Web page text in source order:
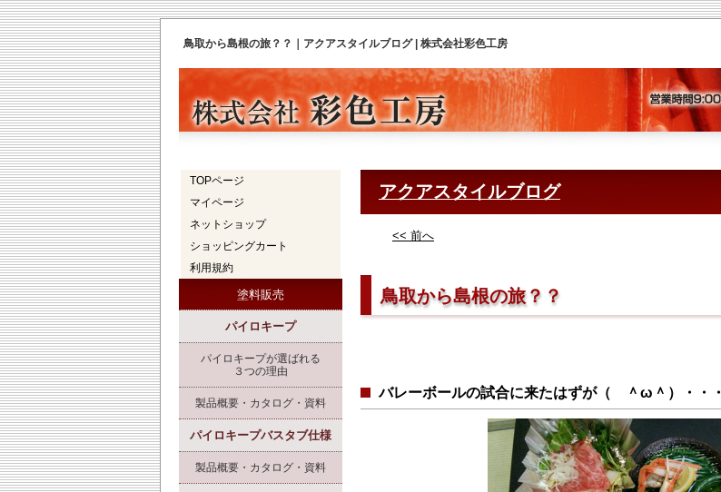
鳥取から島根の旅？？｜アクアスタイルブログ | 株式会社彩色工房
TOPページ
マイページ
ネットショップ
ショッピングカート
利用規約
塗料販売
パイロキープ
パイロキープが選ばれる
３つの理由
製品概要・カタログ・資料
パイロキープバスタブ仕様
製品概要・カタログ・資料
アクアスタイルブログ
<< 前へ
鳥取から島根の旅？？
バレーボールの試合に来たはずが（ ＾ω＾）・・・